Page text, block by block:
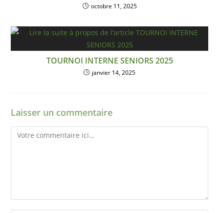
octobre 11, 2025
TOURNOI INTERNE SENIORS 2025
janvier 14, 2025
Laisser un commentaire